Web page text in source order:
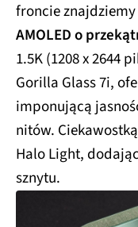
froncie
AMOLED o
1.5K (1208 x 2644
Gorilla Glass 7i,
imponującą
nitów.
Halo Light,
sznytu.